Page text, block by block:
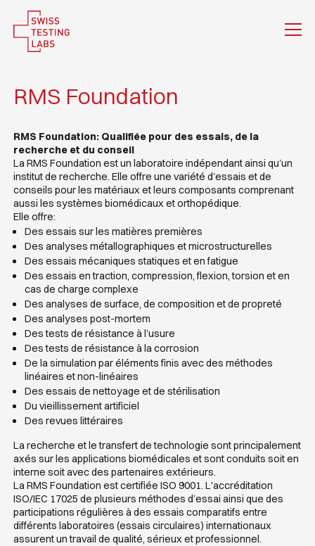
RMS Foundation
RMS Foundation: Qualifiée pour des essais, de la
recherche et du conseil
La RMS Foundation est un laboratoire indépendant ainsi qu’un
institut de recherche. Elle offre une variété d’essais et de
conseils pour les matériaux et leurs composants comprenant
aussi les systèmes biomédicaux et orthopédique.
Elle offre:
Des essais sur les matières premières
Des analyses métallographiques et microstructurelles
Des essais mécaniques statiques et en fatigue
Des essais en traction, compression, flexion, torsion et en
cas de charge complexe
Des analyses de surface, de composition et de propreté
Des analyses post-mortem
Des tests de résistance à l’usure
Des tests de résistance à la corrosion
De la simulation par éléments finis avec des méthodes
linéaires et non-linéaires
Des essais de nettoyage et de stérilisation
Du vieillissement artificiel
Des revues littéraires
La recherche et le transfert de technologie sont principalement
axés sur les applications biomédicales et sont conduits soit en
interne soit avec des partenaires extérieurs.
La RMS Foundation est certifiée ISO 9001. L'accréditation
ISO/IEC 17025 de plusieurs méthodes d’essai ainsi que des
participations régulières à des essais comparatifs entre
différents laboratoires (essais circulaires) internationaux
assurent un travail de qualité, sérieux et professionnel.